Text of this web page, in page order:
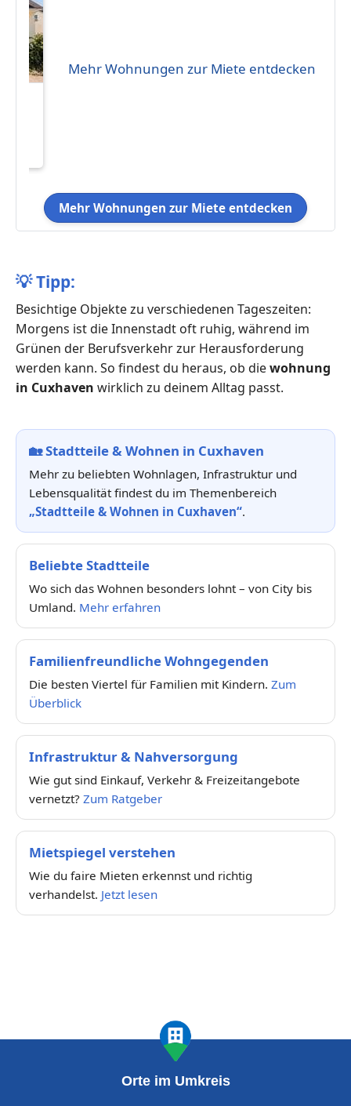
Mehr Wohnungen zur Miete entdecken
Mehr Wohnungen zur Miete entdecken
💡Tipp:
Besichtige Objekte zu verschiedenen Tageszeiten:
Morgens ist die Innenstadt oft ruhig, während im
Grünen der Berufsverkehr zur Herausforderung
werden kann. So findest du heraus, ob diewohnung
in Cuxhaven wirklich zu deinem Alltag passt.
🏡Stadtteile & Wohnen in Cuxhaven
Mehr zu beliebten Wohnlagen, Infrastruktur und
Lebensqualität findest du im Themenbereich
„Stadtteile & Wohnen in Cuxhaven“.
Beliebte Stadtteile
Wo sich das Wohnen besonders lohnt – von City bis
Umland. Mehr erfahren
Familienfreundliche Wohngegenden
Die besten Viertel für Familien mit Kindern. Zum
Überblick
Infrastruktur & Nahversorgung
Wie gut sind Einkauf, Verkehr & Freizeitangebote
vernetzt? Zum Ratgeber
Mietspiegel verstehen
Wie du faire Mieten erkennst und richtig
verhandelst. Jetzt lesen
Orte im Umkreis